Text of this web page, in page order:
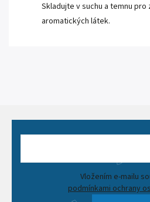
Skladujte v suchu a temnu
aromatických látek.
podmínkami ochrany